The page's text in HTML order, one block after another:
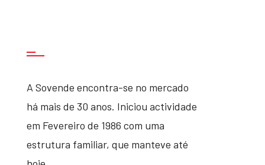
A Sovende encontra-se no mercado
há mais de 30 anos. Iniciou actividade
em Fevereiro de 1986 com uma
estrutura familiar, que manteve até